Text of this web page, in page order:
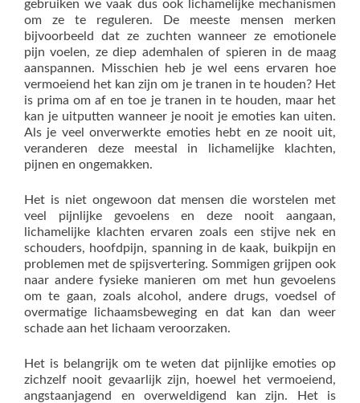
gebruiken we vaak dus ook lichamelijke mechanismen
om ze te reguleren. De meeste mensen merken
bijvoorbeeld dat ze zuchten wanneer ze emotionele
pijn voelen, ze diep ademhalen of spieren in de maag
aanspannen. Misschien heb je wel eens ervaren hoe
vermoeiend het kan zijn om je tranen in te houden? Het
is prima om af en toe je tranen in te houden, maar het
kan je uitputten wanneer je nooit je emoties kan uiten.
Als je veel onverwerkte emoties hebt en ze nooit uit,
veranderen deze meestal in lichamelijke klachten,
pijnen en ongemakken.
Het is niet ongewoon dat mensen die worstelen met
veel pijnlijke gevoelens en deze nooit aangaan,
lichamelijke klachten ervaren zoals een stijve nek en
schouders, hoofdpijn, spanning in de kaak, buikpijn en
problemen met de spijsvertering. Sommigen grijpen ook
naar andere fysieke manieren om met hun gevoelens
om te gaan, zoals alcohol, andere drugs, voedsel of
overmatige lichaamsbeweging en dat kan dan weer
schade aan het lichaam veroorzaken.
Het is belangrijk om te weten dat pijnlijke emoties op
zichzelf nooit gevaarlijk zijn, hoewel het vermoeiend,
angstaanjagend en overweldigend kan zijn. Het is